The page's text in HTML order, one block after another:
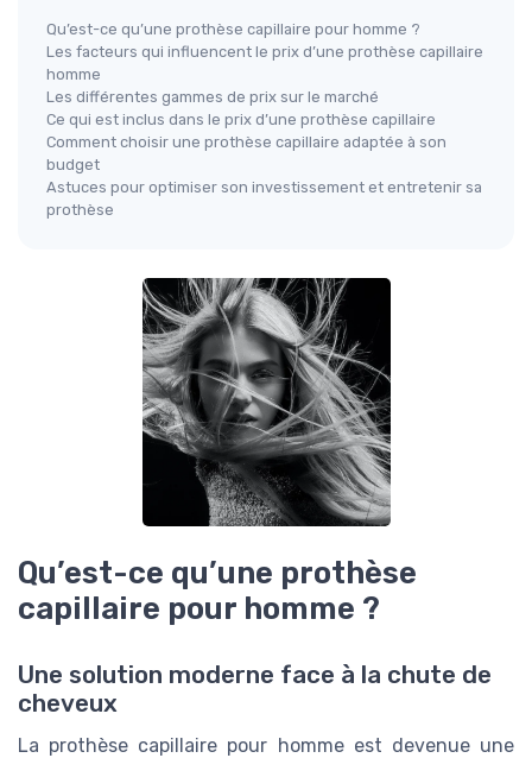
Qu’est-ce qu’une prothèse capillaire pour homme ?
Les facteurs qui influencent le prix d’une prothèse capillaire
homme
Les différentes gammes de prix sur le marché
Ce qui est inclus dans le prix d’une prothèse capillaire
Comment choisir une prothèse capillaire adaptée à son
budget
Astuces pour optimiser son investissement et entretenir sa
prothèse
Qu’est-ce qu’une prothèse
capillaire pour homme ?
Une solution moderne face à la chute de
cheveux
La prothèse capillaire pour homme est devenue une